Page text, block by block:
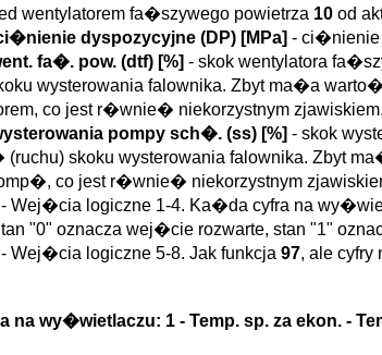
wentylatorem fa�szywego powietrza 10 od
dyspozycyjne (DP) [MPa] -
fa�. pow. (dtf) [%] - skok wentylatora
wysterowania falownika. Zbyt ma�a
co jest r�wnie� niekorzystnym zjawiskiem.
pompy sch�. (ss) [%] - skok
skoku wysterowania falownika.
co jest r�wnie� niekorzystnym
- Wej�cia logiczne 1-4. Ka�da cyfra na
"0" oznacza wej�cie rozwarte, stan "1"
- Wej�cia logiczne 5-8. Jak funkcja 97, ale
na wy�wietlaczu: 1 - Temp. sp. za ekon. -